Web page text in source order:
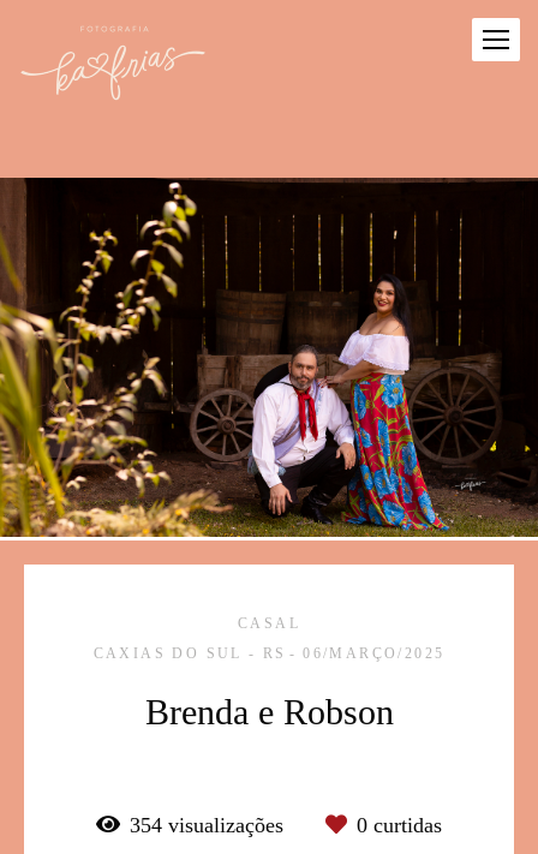
CASAL
CAXIAS DO SUL - RS
06/MARÇO/2025
Brenda e Robson
354 visualizações 0 curtidas